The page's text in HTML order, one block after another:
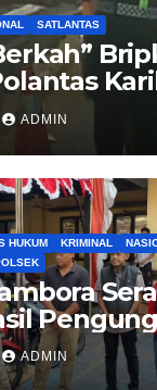
SATLANTAS
Kotak
yang
Aren
ADMIN
HUKUM KRIMINAL
sah
ADMIN